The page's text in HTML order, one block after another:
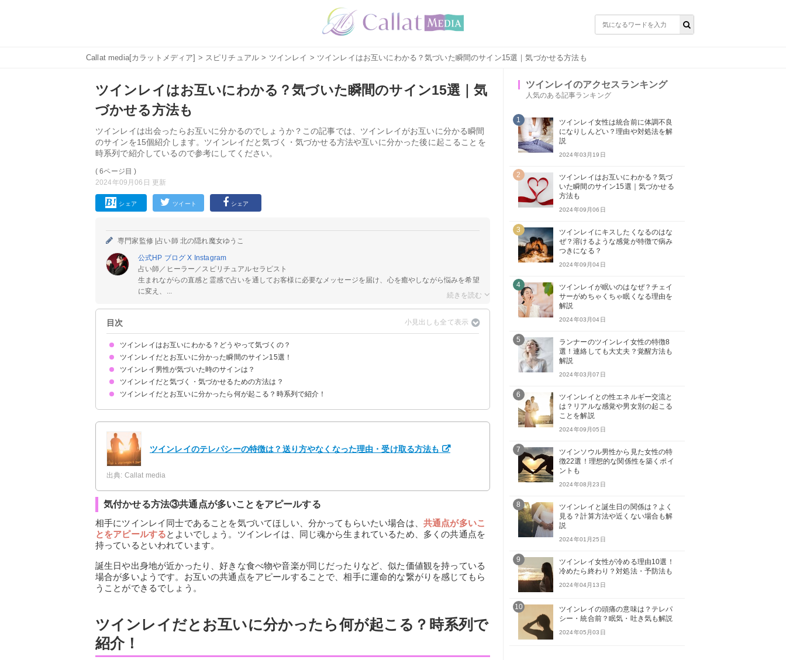
Callat media[カラットメディア] > スピリチュアル > ツインレイ > ツインレイはお互いにわかる？気づいた瞬間のサイン15選｜気づかせる方法も
ツインレイはお互いにわかる？気づいた瞬間のサイン15選｜気
づかせる方法も
ツインレイは出会ったらお互いに分かるのでしょうか？この記事では、ツインレイがお互いに分かる瞬間
のサインを15個紹介します。ツインレイだと気づく・気づかせる方法や互いに分かった後に起こることを
時系列で紹介しているので参考にしてください。
( 6ページ目 )
2024年09月06日 更新
シェア ツイート シェア
専門家監修 |占い師 北の隠れ魔女ゆうこ
公式HP ブログX Instagram
占い師／ヒーラー／スピリチュアルセラピスト
生まれながらの直感と霊感で占いを通してお客様に必要なメッセージを届け、心を癒やしながら悩みを希望
に変え、...
目次
ツインレイはお互いにわかる？どうやって気づくの？
ツインレイだと気づくのは男性が先のケースが多い
男性レイに追いかけられる形で女性も気付く
ツインレイだとお互いに分かった瞬間のサイン15選！
①偶然よく出会う
②同じ行動を取ることが多い
③よく目が合う
④懐かしい感覚を抱く
⑤一緒にいると居心地が良い
⑥誕生日が近い
⑦共通点が多い
⑧無償の愛を感じる
⑨テレパシーのような感覚がある
⑩体の異変を感じる
⑪夢に出てくる
⑫周囲の人から祝福される
⑬一緒にいると時間が経つのを忘れる
⑭魂の成長を感じる
⑮相手を必要として一緒に人生を歩みたいと思う
ツインレイ男性が気づいた時のサインは？
頻繁に連絡してくる
束縛が激しくなる
女性レイに尽くしてくる
じっと見つめてくる
ツインレイだと気づく・気づかせるための方法は？
気付く方法①身体的な共通点が多いか探す
気付く方法②相手からのアプローチに敏感になる
気付かせる方法①積極的にアプローチする
気付かせる方法②テレパシーで気持ちを伝える
気付かせる方法③共通点が多いことをアピールする
ツインレイだとお互いに分かったら何が起こる？時系列で紹介！
ツインレイのテレパシーの特徴は？送り方やなくなった理由・受け取る方法も
出典: Callat media
気付かせる方法③共通点が多いことをアピールする
相手にツインレイ同士であることを気づいてほしい、分かってもらいたい場合は、 共通点が多いこ
とをアピールするとよいでしょう。ツインレイは、同じ魂から生まれているため、多くの共通点を
持っているといわれています。
誕生日や出身地が近かったり、好きな食べ物や音楽が同じだったりなど、似た価値観を持っている
場合が多いようです。お互いの共通点をアピールすることで、相手に運命的な繋がりを感じてもら
うことができるでしょう。
ツインレイだとお互いに分かったら何が起こる？時系列で
紹介！
ツインレイのアクセスランキング
人気のある記事ランキング
1
ツインレイ女性は統合前に体調不良
になりしんどい？理由や対処法を解
説
2024年03月19日
2
ツインレイはお互いにわかる？気づ
いた瞬間のサイン15選｜気づかせる
方法も
2024年09月06日
3
ツインレイにキスしたくなるのはな
ぜ？溶けるような感覚が特徴で病み
つきになる？
2024年09月04日
4
ツインレイが眠いのはなぜ？チェイ
サーがめちゃくちゃ眠くなる理由を
解説
2024年03月04日
5
ランナーのツインレイ女性の特徴8
選！連絡しても大丈夫？覚醒方法も
解説
2024年03月07日
6
ツインレイとの性エネルギー交流と
は？リアルな感覚や男女別の起こる
ことを解説
2024年09月05日
7
ツインソウル男性から見た女性の特
徴22選！理想的な関係性を築くポイ
ントも
2024年08月23日
8
ツインレイと誕生日の関係は？よく
見る？計算方法や近くない場合も解
説
2024年01月25日
9
ツインレイ女性が冷める理由10選！
冷めたら終わり？対処法・予防法も
2024年04月13日
10
ツインレイの頭痛の意味は？テレパ
シー・統合前？眠気・吐き気も解説
2024年05月03日